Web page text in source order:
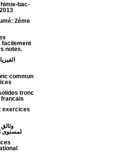
bac-
2ème
facilement
notes.
commun
tronc
exercices
وثائق